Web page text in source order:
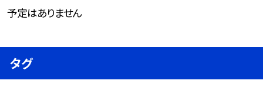
予定はありません
タグ